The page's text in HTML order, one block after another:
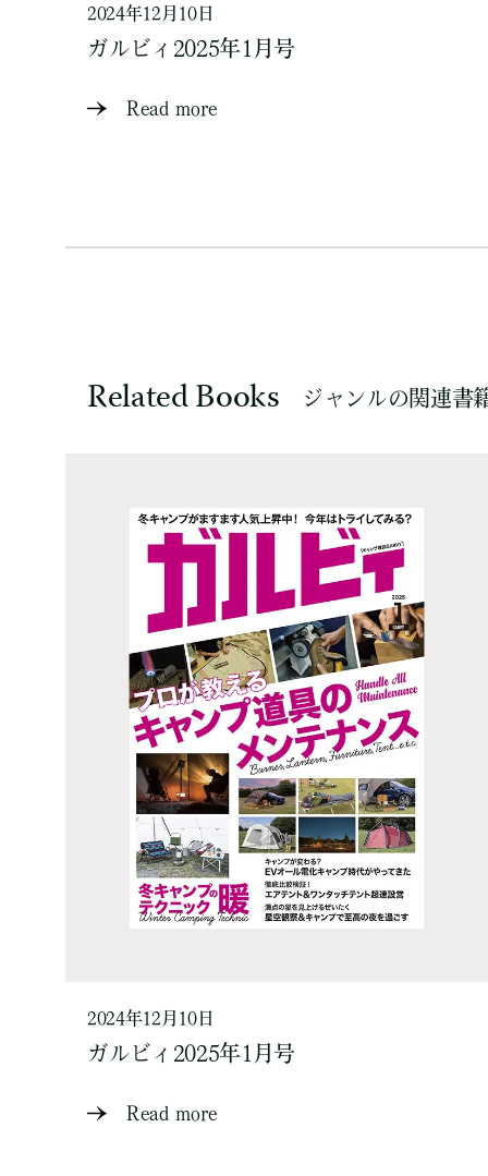
2024年12月10日
ガルビィ2025年1月号
Read more
Related Books ジャンルの関連書
2024年12月10日
ガルビィ2025年1月号
Read more